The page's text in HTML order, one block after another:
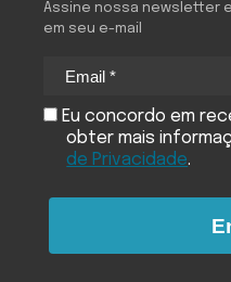
Assine nossa newsletter
em seu e-mail
Eu concordo em
obter mais
de Privacidade.